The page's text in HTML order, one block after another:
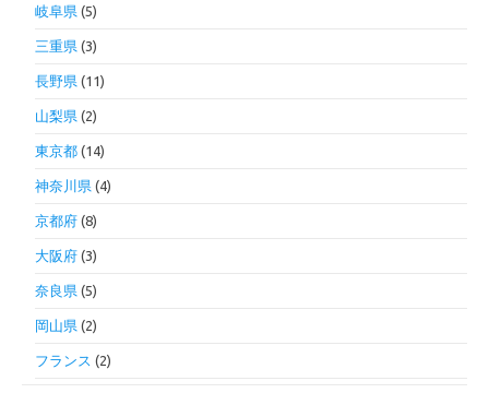
岐阜県 (5)
三重県 (3)
長野県 (11)
山梨県 (2)
東京都 (14)
神奈川県 (4)
京都府 (8)
大阪府 (3)
奈良県 (5)
岡山県 (2)
フランス (2)